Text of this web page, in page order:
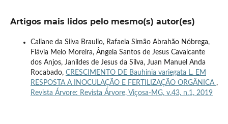
Artigos mais lidos pelo mesmo(s) autor(es)
Caliane da Silva Braulio, Rafaela Simão Abrahão Nóbrega,
Flávia Melo Moreira, Ângela Santos de Jesus Cavalcante
dos Anjos, Janildes de Jesus da Silva, Juan Manuel Anda
Rocabado, CRESCIMENTO DE Bauhinia variegata L. EM
RESPOSTA A INOCULAÇÃO E FERTILIZAÇÃO ORGÂNICA ,
Revista Árvore: Revista Árvore, Viçosa-MG, v.43, n.1, 2019